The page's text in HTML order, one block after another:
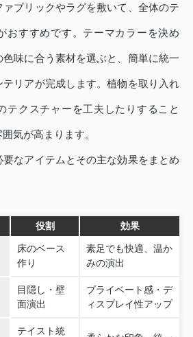
ブリックやラグを敷いて、全体のテ
おすすめです。テーマカラーを決め
味に合う素材を選ぶと、簡単に統一
リアが完成します。植物を取り入れ
テクスチャーを工夫したりすること
気が高まります。
なアイテムとその主な効果をまとめ
役割 効果
床のベース
作り
素足でも快適、温か
みの演出
目隠し・壁
面演出
プライベート感・デ
ィスプレイ性アップ
テイスト統